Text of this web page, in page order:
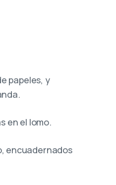
papeles, y
en el lomo.
encuadernados